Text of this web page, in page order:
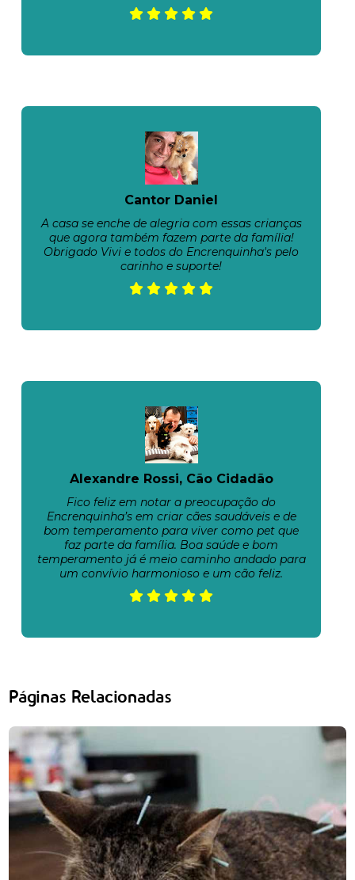
Cantor Daniel
A casa se enche de alegria com essas crianças
que agora também fazem parte da família!
Obrigado Vivi e todos do Encrenquinha's pelo
carinho e suporte!
Alexandre Rossi, Cão Cidadão
Fico feliz em notar a preocupação do
Encrenquinha’s em criar cães saudáveis e de
bom temperamento para viver como pet que
faz parte da família. Boa saúde e bom
temperamento já é meio caminho andado para
um convívio harmonioso e um cão feliz.
Páginas Relacionadas